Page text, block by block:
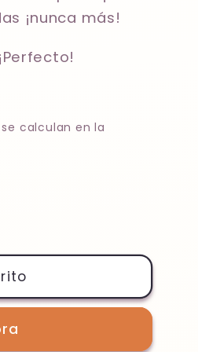
¡nunca más!
se calculan en la